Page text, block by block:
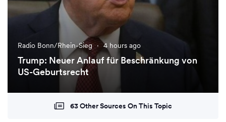
Radio Bonn/Rhein-Sieg · 4 hours ago
Trump: Neuer Anlauf für Beschränkung von
US-Geburtsrecht
63 Other Sources On This Topic